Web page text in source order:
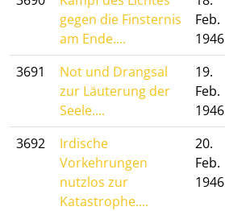
gegen die Finsternis
am Ende....
Feb.
1946
3691
Not und Drangsal
zur Läuterung der
Seele....
19.
Feb.
1946
3692
Irdische
Vorkehrungen
nutzlos zur
Katastrophe....
20.
Feb.
1946